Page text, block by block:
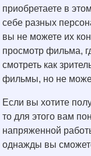
приобретаете в
себе разных
вы не можете их
просмотр фильма,
смотреть как
фильмы, но не
Если вы хотите
то для этого вам
напряженной
однажды вы